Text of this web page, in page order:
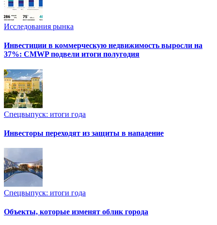
Исследования рынка
Инвестиции в коммерческую недвижимость выросли на
37%: CMWP подвели итоги полугодия
Спецвыпуск: итоги года
Инвесторы переходят из защиты в нападение
Спецвыпуск: итоги года
Объекты, которые изменят облик города